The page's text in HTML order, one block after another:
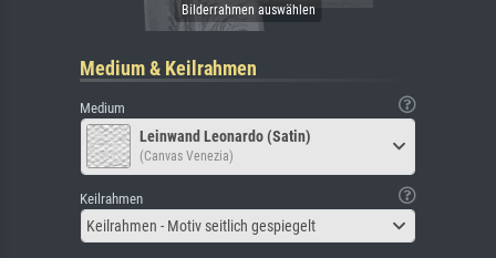
Medium & Keilrahmen
Medium
Leinwand Leonardo (Satin)
(Canvas Venezia)
Keilrahmen
Keilrahmen - Motiv seitlich gespiegelt